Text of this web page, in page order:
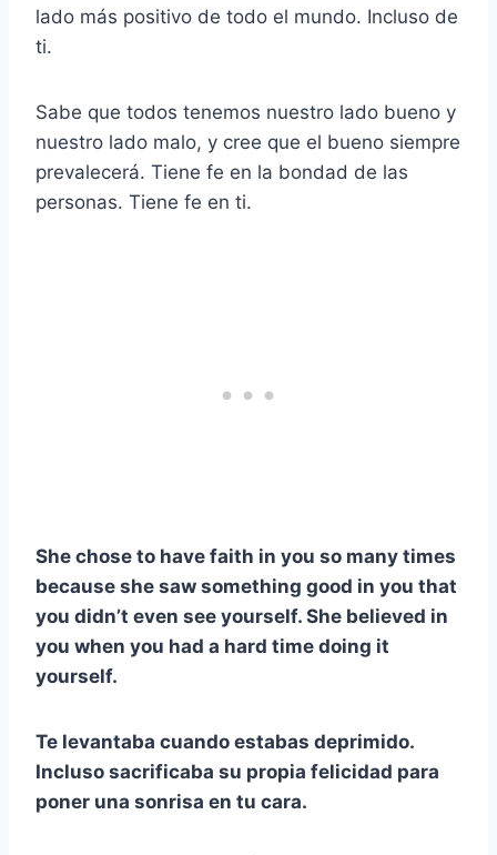
lado más positivo de todo el mundo. Incluso de
ti.
Sabe que todos tenemos nuestro lado bueno y
nuestro lado malo, y cree que el bueno siempre
prevalecerá. Tiene fe en la bondad de las
personas. Tiene fe en ti.
She chose to have faith in you so many times
because she saw something good in you that
you didn’t even see yourself. She believed in
you when you had a hard time doing it
yourself.
Te levantaba cuando estabas deprimido.
Incluso sacrificaba su propia felicidad para
poner una sonrisa en tu cara.